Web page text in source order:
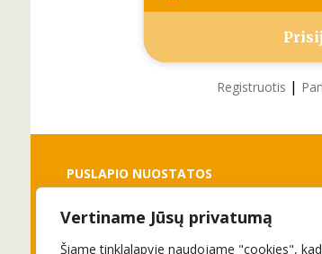
Vertiname Jūsų privatumą
Šiame tinklalapyje naudojame "cookies",
Registruotis |
PUSLAPIO NUOSTATOS
Slapukai
Privatumo politika